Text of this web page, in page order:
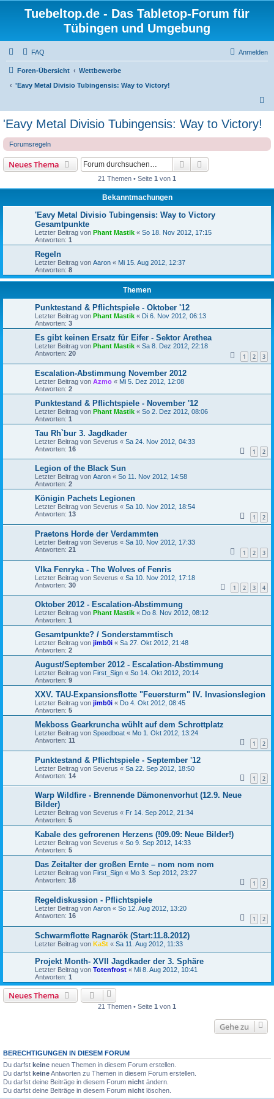
Tuebeltop.de - Das Tabletop-Forum für
Tübingen und Umgebung
FAQ Anmelden
Foren-Übersicht
Wettbewerbe
'Eavy Metal Divisio Tubingensis: Way to Victory!
'Eavy Metal Divisio Tubingensis: Way to Victory!
Forumsregeln
Neues Thema Suche
21 Themen • Seite 1 von 1
Bekanntmachungen
'Eavy Metal Divisio Tubingensis: Way to Victory
Gesamtpunkte
Letzter Beitrag von Phant Mastik « So 18. Nov 2012, 17:15
Antworten: 1
Regeln
Letzter Beitrag von Aaron « Mi 15. Aug 2012, 12:37
Antworten: 8
Themen
Punktestand & Pflichtspiele - Oktober '12
Letzter Beitrag von Phant Mastik « Di 6. Nov 2012, 06:13
Antworten: 3
Es gibt keinen Ersatz für Eifer - Sektor Arethea
Letzter Beitrag von Phant Mastik « Sa 8. Dez 2012, 22:18
Antworten: 20 1 2 3
Escalation-Abstimmung November 2012
Letzter Beitrag von Azmo « Mi 5. Dez 2012, 12:08
Antworten: 2
Punktestand & Pflichtspiele - November '12
Letzter Beitrag von Phant Mastik « So 2. Dez 2012, 08:06
Antworten: 1
Tau Rh`bur 3. Jagdkader
Letzter Beitrag von Severus « Sa 24. Nov 2012, 04:33
Antworten: 16 1 2
Legion of the Black Sun
Letzter Beitrag von Aaron « So 11. Nov 2012, 14:58
Antworten: 2
Königin Pachets Legionen
Letzter Beitrag von Severus « Sa 10. Nov 2012, 18:54
Antworten: 13 1 2
Praetons Horde der Verdammten
Letzter Beitrag von Severus « Sa 10. Nov 2012, 17:33
Antworten: 21 1 2 3
Vlka Fenryka - The Wolves of Fenris
Letzter Beitrag von Severus « Sa 10. Nov 2012, 17:18
Antworten: 30 1 2 3 4
Oktober 2012 - Escalation-Abstimmung
Letzter Beitrag von Phant Mastik « Do 8. Nov 2012, 08:12
Antworten: 1
Gesamtpunkte? / Sonderstammtisch
Letzter Beitrag von jimb0i « Sa 27. Okt 2012, 21:48
Antworten: 2
August/September 2012 - Escalation-Abstimmung
Letzter Beitrag von First_Sign « So 14. Okt 2012, 20:14
Antworten: 9
XXV. TAU-Expansionsflotte "Feuersturm" IV. Invasionslegion
Letzter Beitrag von jimb0i « Do 4. Okt 2012, 08:45
Antworten: 5
Mekboss Gearkruncha wühlt auf dem Schrottplatz
Letzter Beitrag von Speedboat « Mo 1. Okt 2012, 13:24
Antworten: 11 1 2
Punktestand & Pflichtspiele - September '12
Letzter Beitrag von Severus « Sa 22. Sep 2012, 18:50
Antworten: 14 1 2
Warp Wildfire - Brennende Dämonenvorhut (12.9. Neue
Bilder)
Letzter Beitrag von Severus « Fr 14. Sep 2012, 21:34
Antworten: 5
Kabale des gefrorenen Herzens (!09.09: Neue Bilder!)
Letzter Beitrag von Severus « So 9. Sep 2012, 14:33
Antworten: 5
Das Zeitalter der großen Ernte – nom nom nom
Letzter Beitrag von First_Sign « Mo 3. Sep 2012, 23:27
Antworten: 18 1 2
Regeldiskussion - Pflichtspiele
Letzter Beitrag von Aaron « So 12. Aug 2012, 13:20
Antworten: 16 1 2
Schwarmflotte Ragnarök (Start:11.8.2012)
Letzter Beitrag von KaSt « Sa 11. Aug 2012, 11:33
Projekt Month- XVII Jagdkader der 3. Sphäre
Letzter Beitrag von Totenfrost « Mi 8. Aug 2012, 10:41
Antworten: 1
Neues Thema
21 Themen • Seite 1 von 1
Gehe zu
BERECHTIGUNGEN IN DIESEM FORUM
Du darfst keine neuen Themen in diesem Forum erstellen.
Du darfst keineAntworten zu Themen in diesem Forum erstellen.
Du darfst deine Beiträge in diesem Forum nicht ändern.
Du darfst deine Beiträge in diesem Forum nicht löschen.